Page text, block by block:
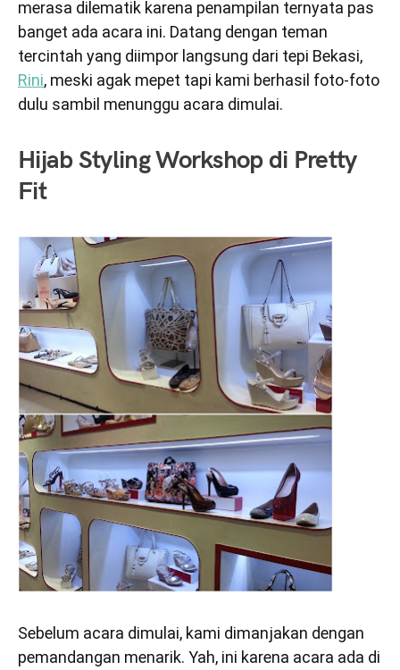
merasa dilematik karena penampilan ternyata pas
banget ada acara ini. Datang dengan teman
tercintah yang diimpor langsung dari tepi Bekasi,
Rini, meski agak mepet tapi kami berhasil foto-foto
dulu sambil menunggu acara dimulai.
Hijab Styling Workshop di Pretty
Fit
Sebelum acara dimulai, kami dimanjakan dengan
pemandangan menarik. Yah, ini karena acara ada di